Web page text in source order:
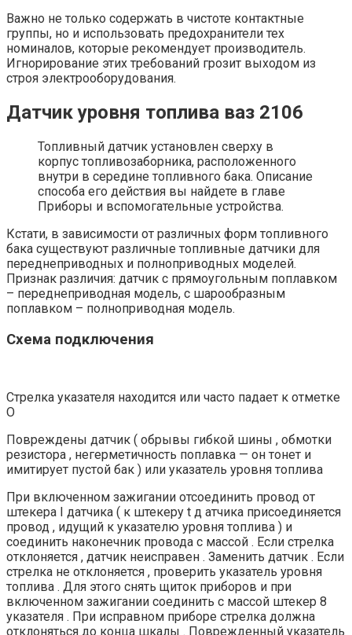
Важно не только содержать в чистоте контактные
группы, но и использовать предохранители тех
номиналов, которые рекомендует производитель.
Игнорирование этих требований грозит выходом из
строя электрооборудования.
Датчик уровня топлива ваз 2106
Топливный датчик установлен сверху в
корпус топливозаборника, расположенного
внутри в середине топливного бака. Описание
способа его действия вы найдете в главе
Приборы и вспомогательные устройства.
Кстати, в зависимости от различных форм топливного
бака существуют различные топливные датчики для
переднеприводных и полноприводных моделей.
Признак различия: датчик с прямоугольным поплавком
– переднеприводная модель, с шарообразным
поплавком – полноприводная модель.
Схема подключения
Стрелка указателя находится или часто падает к отметке
О
Повреждены датчик ( обрывы гибкой шины , обмотки
резистора , негерметичность поплавка — он тонет и
имитирует пустой бак ) или указатель уровня топлива
При включенном зажигании отсоединить провод от
штекера I датчика ( к штекеру t д атчика присоединяется
провод , идущий к указателю уровня топлива ) и
соединить наконечник провода с массой . Если стрелка
отклоняется , датчик неисправен . Заменить датчик . Если
стрелка не отклоняется , проверить указатель уровня
топлива . Для этого снять щиток приборов и при
включенном зажигании соединить с массой штекер 8
указателя . При исправном приборе стрелка должна
отклоняться до конца шкалы . Поврежденный указатель